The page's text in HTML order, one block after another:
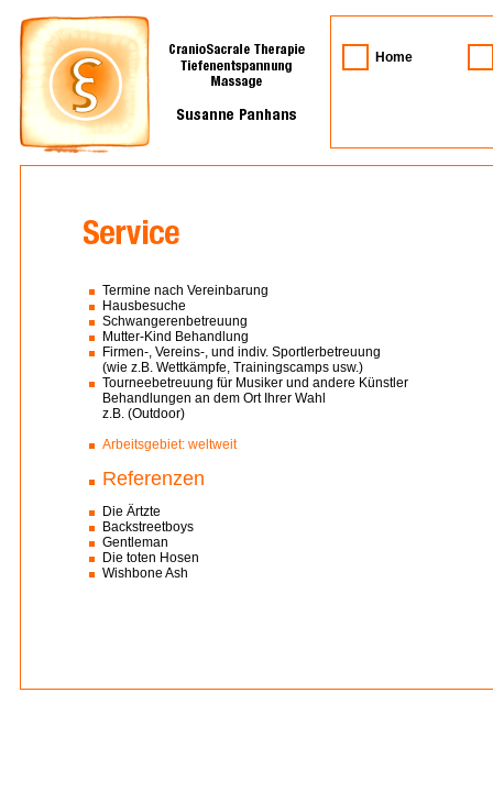
Home
Termine nach Vereinbarung
Hausbesuche
Schwangerenbetreuung
Mutter-Kind Behandlung
Firmen-, Vereins-, und indiv. Sportlerbetreuung
(wie z.B. Wettkämpfe, Trainingscamps usw.)
Tourneebetreuung für Musiker und andere Künstler
Behandlungen an dem Ort Ihrer Wahl
z.B. (Outdoor)
Arbeitsgebiet: weltweit
Referenzen
Die Ärtzte
Backstreetboys
Gentleman
Die toten Hosen
Wishbone Ash